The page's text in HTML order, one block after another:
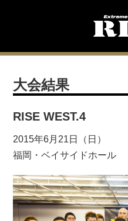
大会結果
RISE WEST.4
2015年6月21日（日）
福岡・ベイサイドホール